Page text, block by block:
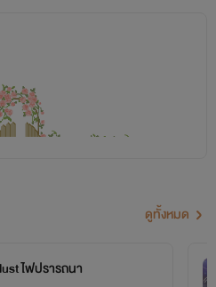
อดัดแปลงเนื้อหา
ดูทั้งหมด
ไฟปรารถนา